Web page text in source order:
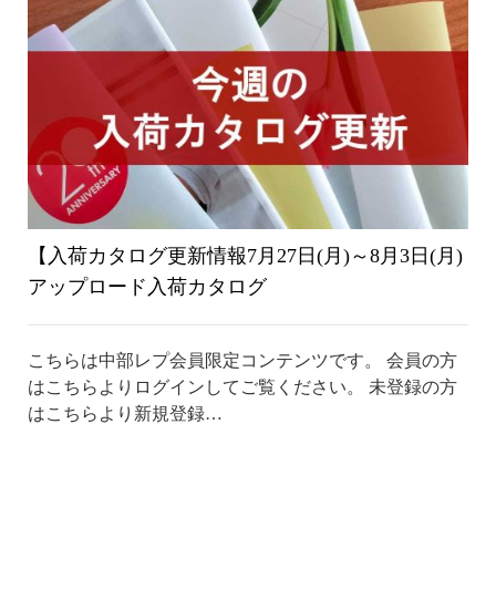
【入荷カタログ更新情報7月27日(月)～8月3日(月)
アップロード入荷カタログ
こちらは中部レプ会員限定コンテンツです。 会員の方
はこちらよりログインしてご覧ください。 未登録の方
はこちらより新規登録…